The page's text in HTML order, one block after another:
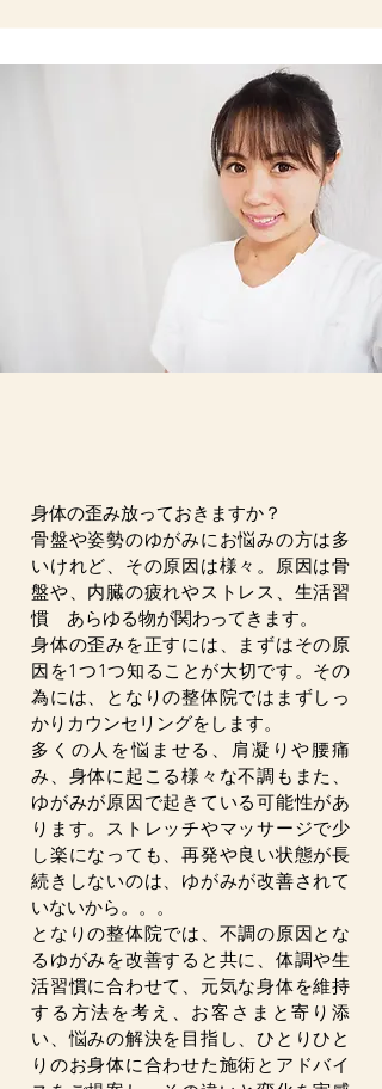
身体の歪み放っておきますか？
骨盤や姿勢のゆがみにお悩みの方は多
いけれど、その原因は様々。原因は骨
盤や、内臓の疲れやストレス、生活習
慣 あらゆる物が関わってきます。
身体の歪みを正すには、まずはその原
因を1つ1つ知ることが大切です。その
為には、となりの整体院ではまずしっ
かりカウンセリングをします。
多くの人を悩ませる、肩凝りや腰痛
み、身体に起こる様々な不調もまた、
ゆがみが原因で起きている可能性があ
ります。ストレッチやマッサージで少
し楽になっても、再発や良い状態が長
続きしないのは、ゆがみが改善されて
いないから。。。
となりの整体院では、不調の原因とな
るゆがみを改善すると共に、体調や生
活習慣に合わせて、元気な身体を維持
する方法を考え、お客さまと寄り添
い、悩みの解決を目指し、ひとりひと
りのお身体に合わせた施術とアドバイ